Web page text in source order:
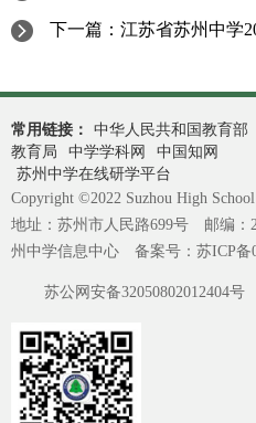
下一篇： 江苏省苏州中学
常用链接： 中华人民共和国教育部
教育局
中学学科网
中国知网
苏州中学在线研学平台
Copyright ©2022 Suzhou High
地址：苏州市人民路699号 邮编
州中学信息中心 备案号： 苏ICP备
苏公网安备32050802012404号